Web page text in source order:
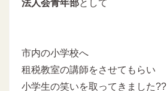
法人会青年部として
市内の小学校へ
租税教室の講師をさせてもらい
小学生の笑いを取ってきました??